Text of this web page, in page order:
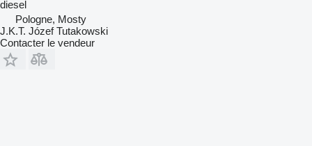
diesel
Pologne, Mosty
J.K.T. Józef Tutakowski
Contacter le vendeur